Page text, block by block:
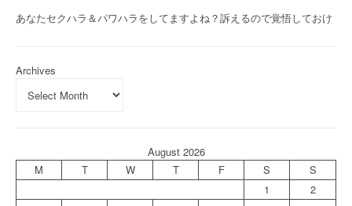
あなたセクハラ＆パワハラをしてますよね？訴えるので覚悟しておけ
Archives
August 2026
M
T W T F S
S
1
2